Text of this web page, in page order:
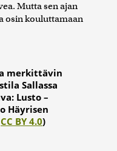
Mutta sen ajan
osin kouluttamaan
merkittävin
Sallassa
Lusto –
Häyrisen
CC BY 4.0)